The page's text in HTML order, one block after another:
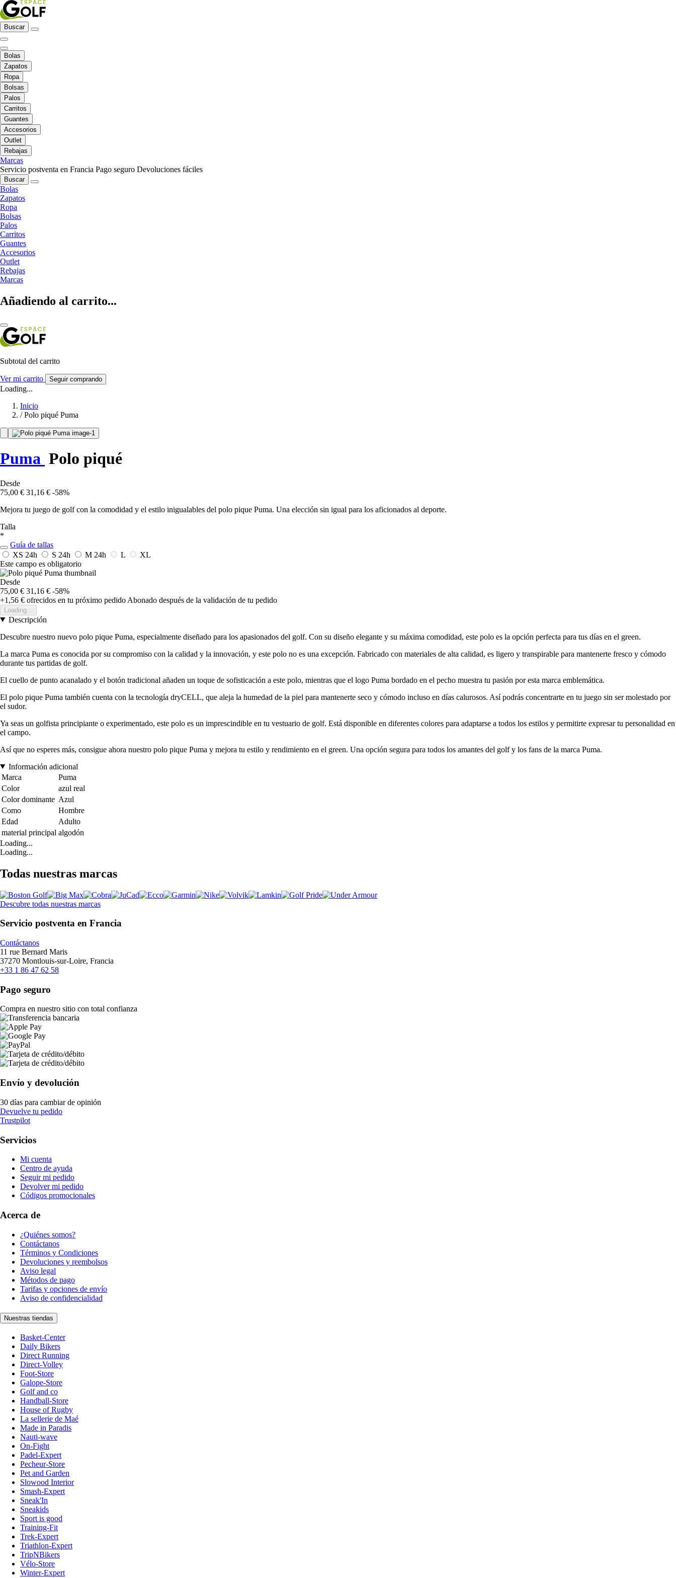
Buscar
Bolas
Zapatos
Ropa
Bolsas
Palos
Carritos
Guantes
Accesorios
Outlet
Rebajas
Marcas
Servicio postventa en Francia Pago seguro Devoluciones fáciles
Buscar
Bolas
Zapatos
Ropa
Bolsas
Palos
Carritos
Guantes
Accesorios
Outlet
Rebajas
Marcas
Añadiendo al carrito...
Subtotal del carrito
Ver mi carrito Seguir comprando
Loading...
Inicio
/ Polo piqué Puma
Puma Polo piqué
Desde
75,00 € 31,16 € -58%
Mejora tu juego de golf con la comodidad y el estilo inigualables del polo pique Puma. Una elección sin igual para los aficionados al deporte.
Talla
*
Guía de tallas
XS 24h S 24h M 24h L
XL
Este campo es obligatorio
Desde
75,00 € 31,16 € -58%
+1,56 € ofrecidos en tu próximo pedido Abonado después de la validación de tu pedido
Loading...
Descripción
Descubre nuestro nuevo polo pique Puma, especialmente diseñado para los apasionados del golf. Con su diseño elegante y su máxima comodidad, este polo es la opción perfecta para tus días en el green.
La marca Puma es conocida por su compromiso con la calidad y la innovación, y este polo no es una excepción. Fabricado con materiales de alta calidad, es ligero y transpirable para mantenerte fresco y cómodo
durante tus partidas de golf.
El cuello de punto acanalado y el botón tradicional añaden un toque de sofisticación a este polo, mientras que el logo Puma bordado en el pecho muestra tu pasión por esta marca emblemática.
El polo pique Puma también cuenta con la tecnología dryCELL, que aleja la humedad de la piel para mantenerte seco y cómodo incluso en días calurosos. Así podrás concentrarte en tu juego sin ser molestado por
el sudor.
Ya seas un golfista principiante o experimentado, este polo es un imprescindible en tu vestuario de golf. Está disponible en diferentes colores para adaptarse a todos los estilos y permitirte expresar tu personalidad en
el campo.
Así que no esperes más, consigue ahora nuestro polo pique Puma y mejora tu estilo y rendimiento en el green. Una opción segura para todos los amantes del golf y los fans de la marca Puma.
Información adicional
Marca
Puma
Color
azul real
Color dominante Azul
Como
Hombre
Edad
Adulto
material principal algodón
Loading...
Loading...
Todas nuestras marcas
Descubre todas nuestras marcas
Servicio postventa en Francia
Contáctanos
11 rue Bernard Maris
37270 Montlouis-sur-Loire, Francia
+33 1 86 47 62 58
Pago seguro
Compra en nuestro sitio con total confianza
Envío y devolución
30 días para cambiar de opinión
Devuelve tu pedido
Trustpilot
Servicios
Mi cuenta
Centro de ayuda
Seguir mi pedido
Devolver mi pedido
Códigos promocionales
Acerca de
¿Quiénes somos?
Contáctanos
Términos y Condiciones
Devoluciones y reembolsos
Aviso legal
Métodos de pago
Tarifas y opciones de envío
Aviso de confidencialidad
Nuestras tiendas
Basket-Center
Daily Bikers
Direct Running
Direct-Volley
Foot-Store
Galope-Store
Golf and co
Handball-Store
House of Rugby
La sellerie de Maé
Made in Paradis
Nauti-wave
On-Fight
Padel-Expert
Pecheur-Store
Pet and Garden
Slowood Interior
Smash-Expert
Sneak'In
Sneakids
Sport is good
Training-Fit
Trek-Expert
Triathlon-Expert
TripNBikers
Vélo-Store
Winter-Expert